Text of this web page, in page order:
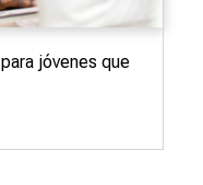
jóvenes que